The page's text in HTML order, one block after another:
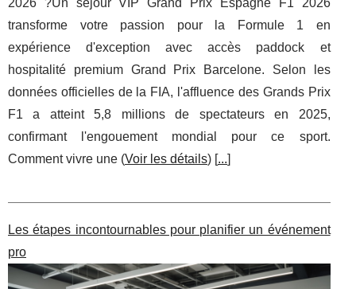
2026 ?Un séjour VIP Grand Prix Espagne F1 2026
transforme votre passion pour la Formule 1 en
expérience d'exception avec accès paddock et
hospitalité premium Grand Prix Barcelone. Selon les
données officielles de la FIA, l'affluence des Grands Prix
F1 a atteint 5,8 millions de spectateurs en 2025,
confirmant l'engouement mondial pour ce sport.
Comment vivre une (Voir les détails) [...]
Les étapes incontournables pour planifier un événement
pro